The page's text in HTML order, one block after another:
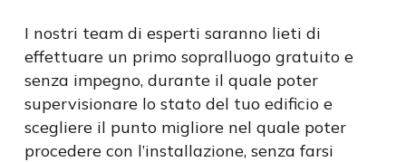
I nostri team di esperti saranno lieti di
effettuare un primo sopralluogo gratuito e
senza impegno, durante il quale poter
supervisionare lo stato del tuo edificio e
scegliere il punto migliore nel quale poter
procedere con l’installazione, senza farsi